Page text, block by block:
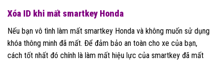
Xóa ID khi mất smartkey Honda
Nếu bạn vô tình làm mất smartkey Honda và không muốn sử dụng
khóa thông minh đã mất. Để đảm bảo an toàn cho xe của bạn,
cách tốt nhất đó chính là làm mất hiệu lực của smartkey đã mất